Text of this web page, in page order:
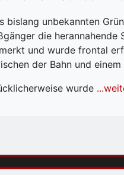
bislang unbekannten
die
und wurde frontal
der Bahn und
wurde